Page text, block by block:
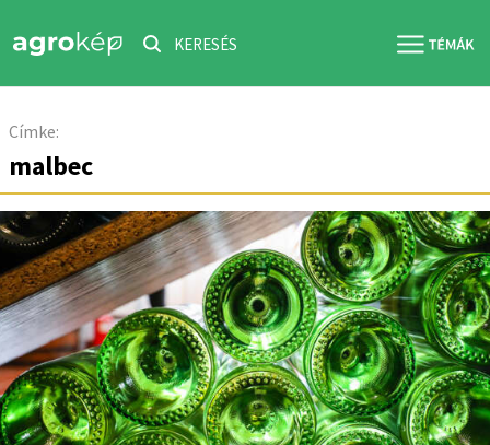
KERESÉS
Címke:
malbec